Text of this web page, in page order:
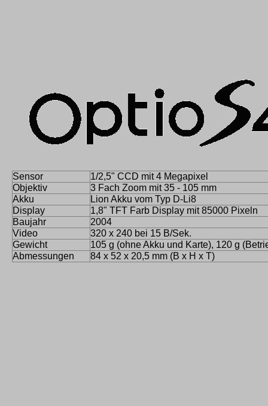
Sensor
1/2,5" CCD mit 4 Megapixel
Objektiv
3 Fach Zoom mit 35 - 105 mm
Akku
Lion Akku vom Typ D-Li8
Display
1,8" TFT Farb Display mit 85000 Pixeln
Baujahr
2004
Video
320 x 240 bei 15 B/Sek.
Gewicht
105 g (ohne Akku und Karte), 120 g
Abmessungen
84 x 52 x 20,5 mm (B x H x T)